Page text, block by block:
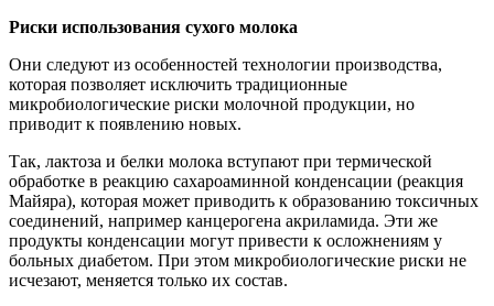
Риски использования сухого молока
Они следуют из особенностей технологии производства,
которая позволяет исключить традиционные
микробиологические риски молочной продукции, но
приводит к появлению новых.
Так, лактоза и белки молока вступают при термической
обработке в реакцию сахароаминной конденсации (реакция
Майяра), которая может приводить к образованию токсичных
соединений, например канцерогена акриламида. Эти же
продукты конденсации могут привести к осложнениям у
больных диабетом. При этом микробиологические риски не
исчезают, меняется только их состав.